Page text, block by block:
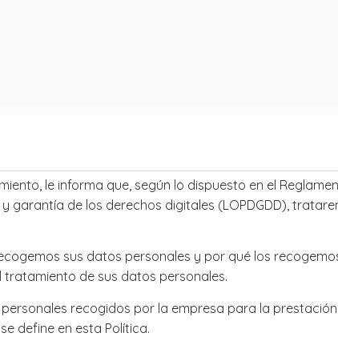
le informa que, según lo dispuesto en el
garantía de los derechos digitales (LOPDGDD),
sus datos personales y por qué los
de sus datos personales.
recogidos por la empresa para la
define en esta Política.